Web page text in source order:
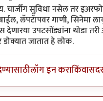
महत्वाचा निर्णय विचाराधीनby
चार्जींग सुविधा नसेल तर
लॅपटॅापवर गाणी, सिनेमा
देणारया उपटसोंड्यांना थोडा
जातात हे लोक.
लॉग इन कराकिंवा